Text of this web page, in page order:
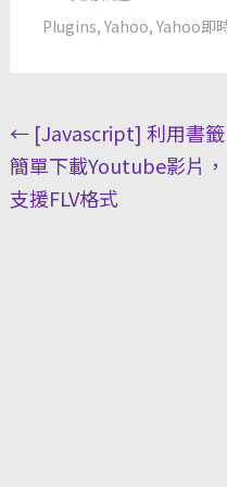
Plugins, Yahoo, Yahoo即
Post
navigation
←[Javascript] 利用書籤
簡單下載Youtube影片，
支援FLV格式